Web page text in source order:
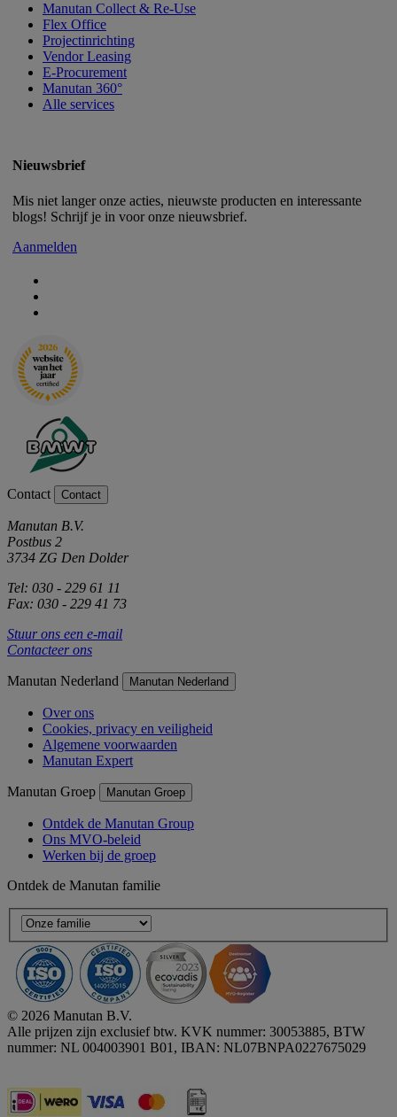
Manutan Collect & Re-Use
Flex Office
Projectinrichting
Vendor Leasing
E-Procurement
Manutan 360°
Alle services
Nieuwsbrief
Mis niet langer onze acties, nieuwste producten en interessante
blogs! Schrijf je in voor onze nieuwsbrief.
Aanmelden
Contact Contact
Manutan B.V.
Postbus 2
3734 ZG Den Dolder
Tel: 030 - 229 61 11
Fax: 030 - 229 41 73
Stuur ons een e-mail
Contacteer ons
Manutan Nederland Manutan Nederland
Over ons
Cookies, privacy en veiligheid
Algemene voorwaarden
Manutan Expert
Manutan Groep Manutan Groep
Ontdek de Manutan Group
Ons MVO-beleid
Werken bij de groep
Ontdek de Manutan familie
© 2026 Manutan B.V.
Alle prijzen zijn exclusief btw. KVK nummer: 30053885, BTW
nummer: NL 004003901 B01, IBAN: NL07BNPA0227675029